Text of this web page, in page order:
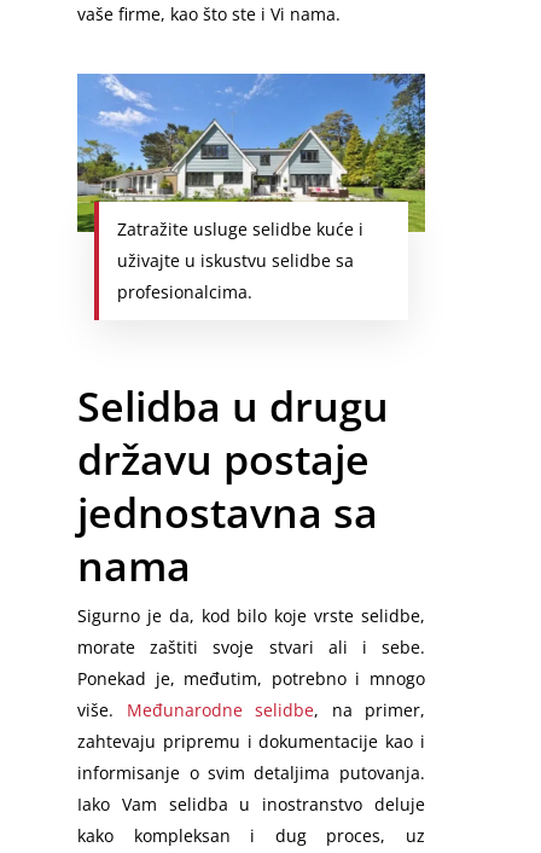
vaše firme, kao što ste i Vi nama.
Zatražite usluge selidbe kuće i
uživajte u iskustvu selidbe sa
profesionalcima.
Selidba u drugu
državu postaje
jednostavna sa
nama
Sigurno je da, kod bilo koje vrste selidbe,
morate zaštiti svoje stvari ali i sebe.
Ponekad je, međutim, potrebno i mnogo
više. Međunarodne selidbe, na primer,
zahtevaju pripremu i dokumentacije kao i
informisanje o svim detaljima putovanja.
Iako Vam selidba u inostranstvo deluje
kako kompleksan i dug proces, uz